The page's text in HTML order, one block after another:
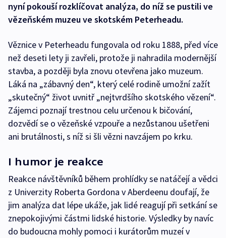
nyní pokouší rozklíčovat analýza, do níž se pustili ve
vězeňském muzeu ve skotském Peterheadu.
Věznice v Peterheadu fungovala od roku 1888, před více
než deseti lety ji zavřeli, protože ji nahradila modernější
stavba, a později byla znovu otevřena jako muzeum.
Láká na „zábavný den“, který celé rodině umožní zažít
„skutečný“ život uvnitř „nejtvrdšího skotského vězení“.
Zájemci poznají trestnou celu určenou k bičování,
dozvědí se o vězeňské vzpouře a nezůstanou ušetřeni
ani brutálnosti, s níž si šli vězni navzájem po krku.
I humor je reakce
Reakce návštěvníků během prohlídky se natáčejí a vědci
z Univerzity Roberta Gordona v Aberdeenu doufají, že
jim analýza dat lépe ukáže, jak lidé reagují při setkání se
znepokojivými částmi lidské historie. Výsledky by navíc
do budoucna mohly pomoci i kurátorům muzeí v